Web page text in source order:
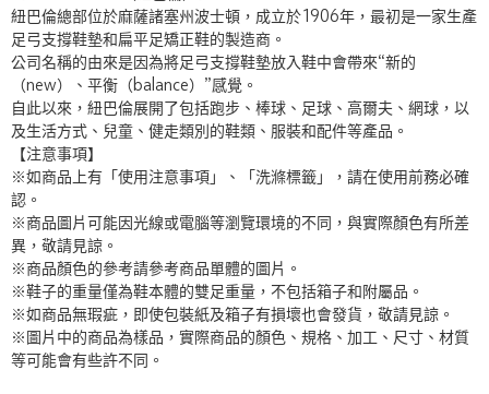
紐巴倫總部位於麻薩諸塞州波士頓，成立於1906年，最初是一家生產
足弓支撐鞋墊和扁平足矯正鞋的製造商。
公司名稱的由來是因為將足弓支撐鞋墊放入鞋中會帶來“新的
（new）、平衡（balance）”感覺。
自此以來，紐巴倫展開了包括跑步、棒球、足球、高爾夫、網球，以
及生活方式、兒童、健走類別的鞋類、服裝和配件等產品。
【注意事項】
※如商品上有「使用注意事項」、「洗滌標籤」，請在使用前務必確
認。
※商品圖片可能因光線或電腦等瀏覽環境的不同，與實際顏色有所差
異，敬請見諒。
※商品顏色的參考請參考商品單體的圖片。
※鞋子的重量僅為鞋本體的雙足重量，不包括箱子和附屬品。
※如商品無瑕疵，即使包裝紙及箱子有損壞也會發貨，敬請見諒。
※圖片中的商品為樣品，實際商品的顏色、規格、加工、尺寸、材質
等可能會有些許不同。